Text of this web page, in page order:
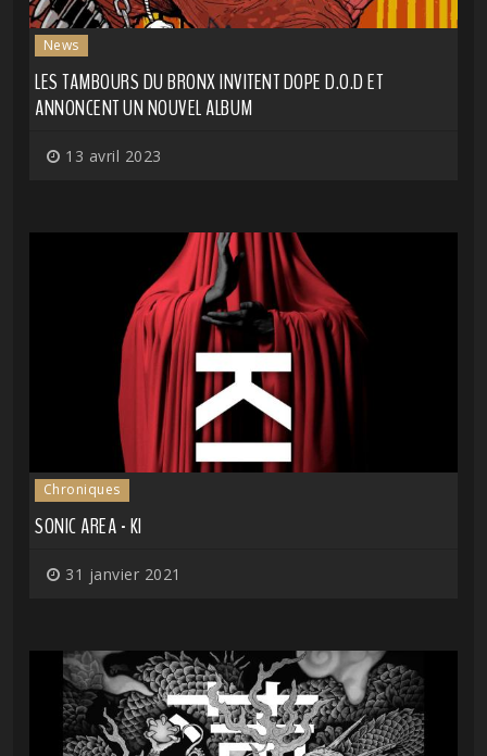
News
LES TAMBOURS DU BRONX INVITENT DOPE D.O.D ET
ANNONCENT UN NOUVEL ALBUM
13 avril 2023
Chroniques
SONIC AREA - KI
31 janvier 2021